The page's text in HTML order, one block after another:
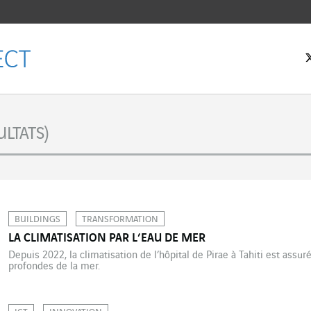
BUILDINGS TRANSFORMATION
LA CLIMATISATION PAR L’EAU DE MER
Depuis 2022, la climatisation de l’hôpital de Pirae à Tahiti est
profondes de la mer.